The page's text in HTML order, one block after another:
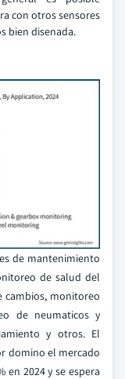
con otros sensores
bien disenada.
de mantenimiento
de salud del
cambios, monitoreo
de neumaticos y
y otros. El
domino el mercado
2024 y se espera